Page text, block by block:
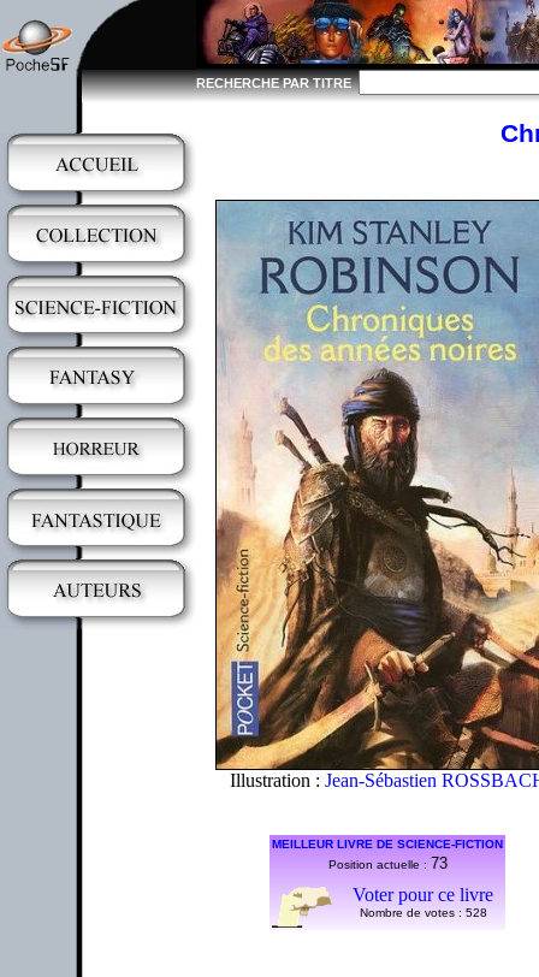
RECHERCHE PAR TITRE
Illustration : Jean-Sébastien
MEILLEUR LIVRE DE SCIENCE-FICTION
Position actuelle : 73
Voter pour ce livre
Nombre de votes : 528